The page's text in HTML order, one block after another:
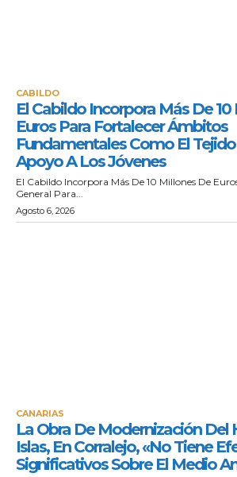
CABILDO
El Cabildo Incorpora Más De
Euros Para Fortalecer Ámbitos
Fundamentales Como El Tejido
Apoyo A Los Jóvenes
El Cabildo Incorpora Más De 10 Millones De
General Para...
Agosto 6, 2026
CANARIAS
La Obra De Modernización Del
Islas, En Corralejo, «no Tiene
Significativos Sobre El Medio